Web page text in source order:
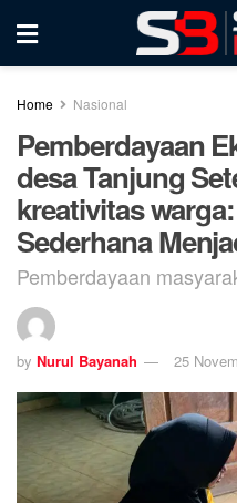
Home Nasional
Pemberdayaan
desa Tanjung
kreativitas
Sederhana
Pemberdayaan
by Nurul Bayanah 25